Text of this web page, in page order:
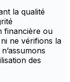
la qualité
financière ou
ne vérifions la
des